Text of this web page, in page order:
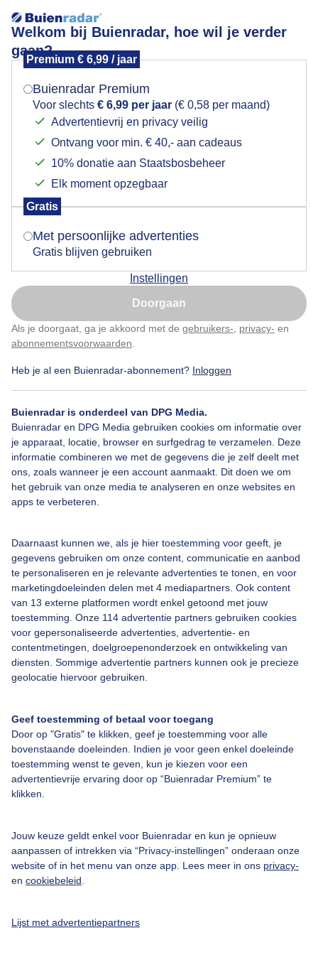
Welkom bij Buienradar, hoe wil je verder
gaan?
Premium € 6,99 / jaar
Buienradar Premium
Voor slechts € 6,99 per jaar (€ 0,58 per maand)
Advertentievrij en privacy veilig
Ontvang voor min. € 40,- aan cadeaus
10% donatie aan Staatsbosbeheer
Elk moment opzegbaar
Gratis
Met persoonlijke advertenties
Gratis blijven gebruiken
Instellingen
Doorgaan
Als je doorgaat, ga je akkoord met de gebruikers- privacy- en
abonnementsvoorwaarden
Heb je al een Buienradar-abonnement? Inloggen
Buienradar is onderdeel van DPG Media.
Buienradar en DPG Media gebruiken cookies om informatie over
je apparaat, locatie, browser en surfgedrag te verzamelen. Deze
informatie combineren we met de gegevens die je zelf deelt met
ons, zoals wanneer je een account aanmaakt. Dit doen we om
het gebruik van onze media te analyseren en onze websites en
apps te verbeteren.
Daarnaast kunnen we, als je hier toestemming voor geeft, je
gegevens gebruiken om onze content, communicatie en aanbod
te personaliseren en je relevante advertenties te tonen, en voor
marketingdoeleinden delen met 4 mediapartners. Ook content
van 13 externe platformen wordt enkel getoond met jouw
toestemming. Onze 114 advertentie partners gebruiken cookies
voor gepersonaliseerde advertenties, advertentie- en
contentmetingen, doelgroepenonderzoek en ontwikkeling van
diensten. Sommige advertentie partners kunnen ook je precieze
geolocatie hiervoor gebruiken.
Geef toestemming of betaal voor toegang
Door op "Gratis" te klikken, geef je toestemming voor alle
bovenstaande doeleinden. Indien je voor geen enkel doeleinde
toestemming wenst te geven, kun je kiezen voor een
advertentievrije ervaring door op “Buienradar Premium” te
klikken.
Jouw keuze geldt enkel voor Buienradar en kun je opnieuw
aanpassen of intrekken via “Privacy-instellingen” onderaan onze
website of in het menu van onze app. Lees meer in ons privacy-
en cookiebeleid
Lijst met advertentiepartners
Wind
Door: Ton Wesselius Gemaakt: 09-06-2026, 15x bekeken
Een moment geduld aub...
Over Buienradar
Bedrijfsgegevens
Veelgestelde vragen
Contact
Gebruikersvoorwaarden
Adverteren
Buienradar Team
Privacy beleid
Privacy instellingen
Gratis weerdata
Buienradar
Mogen we je locatie gebruiken voor het
Indien je hier nog geen akkoord op hebt gegeven,
verschijnt er zo een pop-up uit je browser waarin
Is goed, toon de popup
Nu niet, misschien later
Klik hierom dit aan te passen